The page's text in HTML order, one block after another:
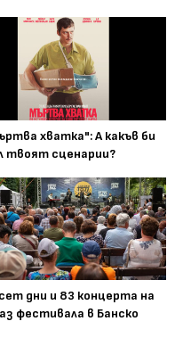
хватка": А какъв би
твоят сценарии?
дни и 83 концерта на
фестивала в Банско